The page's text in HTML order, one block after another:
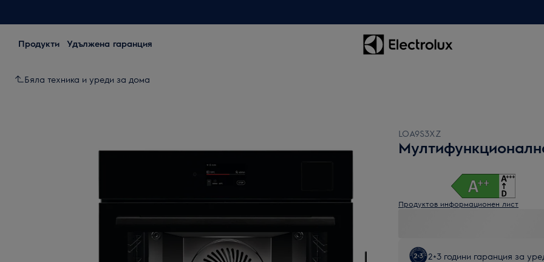
Продукти Удължена гаранция
Бяла техника и уреди за дома
LOA9S3XZ
Продуктов информационен лист
2+3 години гаранция за